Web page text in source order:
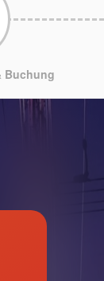
Buchung